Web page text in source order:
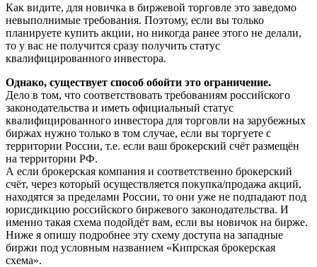
Как видите, для новичка в биржевой торговле это заведомо
невыполнимые требования. Поэтому, если вы только
планируете купить акции, но никогда ранее этого не делали,
то у вас не получится сразу получить статус
квалифицированного инвестора.
Однако, существует способ обойти это ограничение.
Дело в том, что соответствовать требованиям российского
законодательства и иметь официальный статус
квалифицированного инвестора для торговли на зарубежных
биржах нужно только в том случае, если вы торгуете с
территории России, т.е. если ваш брокерский счёт размещён
на территории РФ.
А если брокерская компания и соответственно брокерский
счёт, через который осуществляется покупка/продажа акций,
находятся за пределами России, то они уже не подпадают под
юрисдикцию российского биржевого законодательства. И
именно такая схема подойдёт вам, если вы новичок на бирже.
Ниже я опишу подробнее эту схему доступа на западные
биржи под условным названием «Кипрская брокерская
схема».